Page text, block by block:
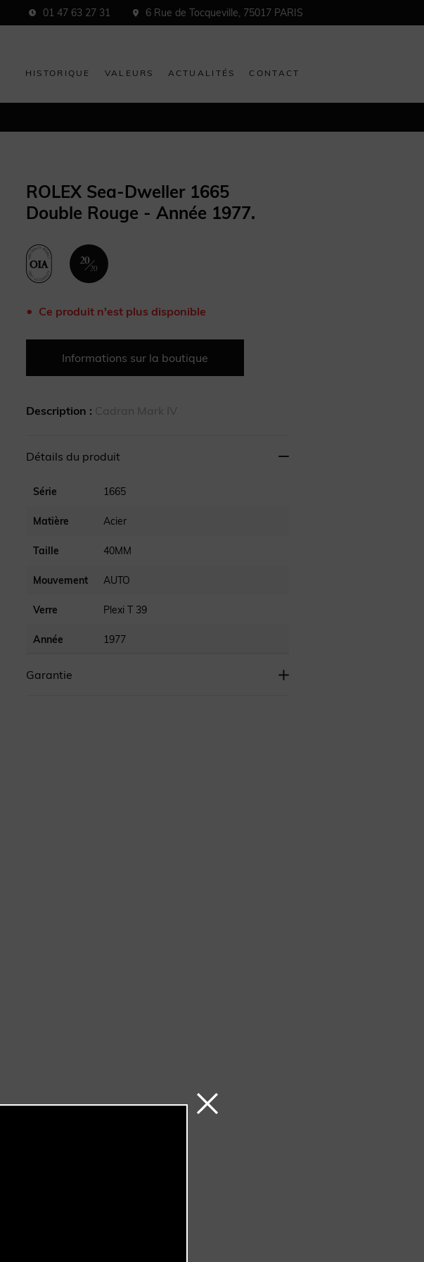
01 47 63 27 31 6 Rue de Tocqueville, 75017 PARIS
HISTORIQUE VALEURS ACTUALITÉS CONTACT
ROLEX Sea-Dweller 1665
Double Rouge - Année 1977.
Ce produit n'est plus disponible
Informations sur la boutique
Description : Cadran Mark IV
Détails du produit
Série 1665
Matière Acier
Taille 40MM
Mouvement AUTO
Verre Plexi T 39
Année 1977
Référence
Garantie